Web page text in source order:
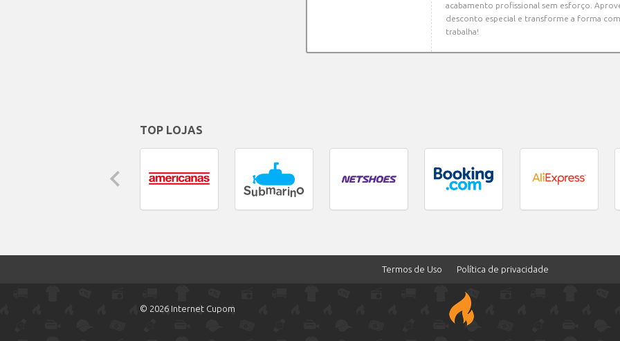
acabamento profissional sem esforço.
desconto especial e transforme a forma
trabalha!
TOP LOJAS
Termos de Uso Política de privacidade
© 2026 Internet Cupom